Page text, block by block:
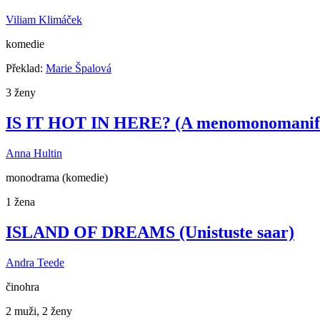
Viliam Klimáček
komedie
Překlad: Marie Špalová
3 ženy
IS IT HOT IN HERE? (A
Anna Hultin
monodrama (komedie)
1 žena
ISLAND OF DREAMS (Unistuste saar)
Andra Teede
činohra
2 muži, 2 ženy